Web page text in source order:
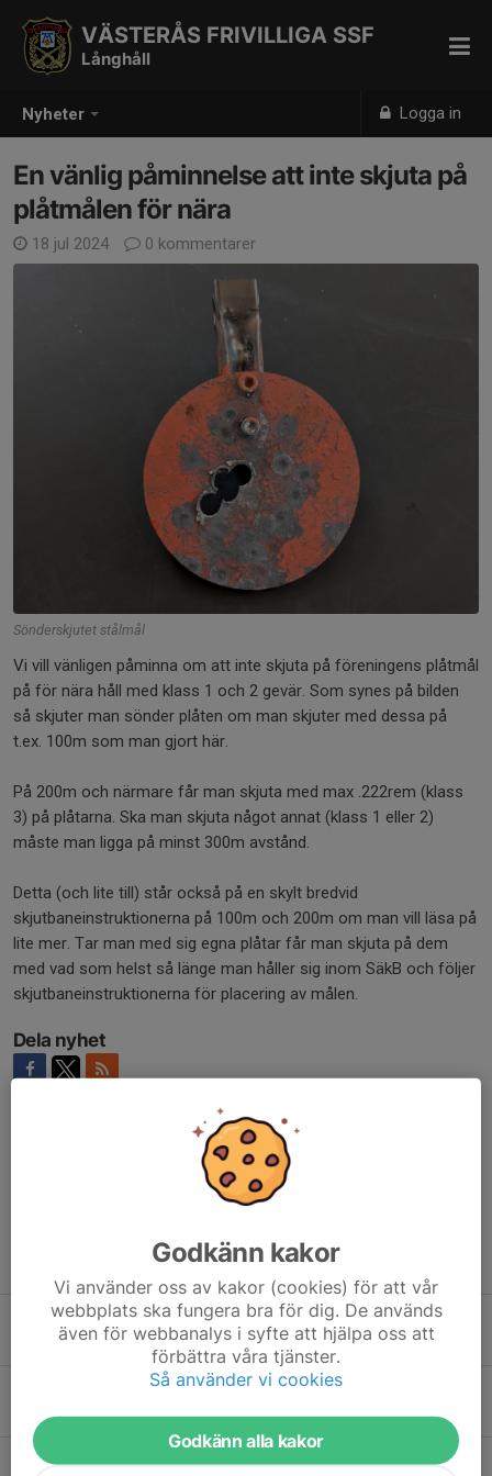
Nyheter Logga in
VÄSTERÅS FRIVILLIGA SSF
Långhåll
En vänlig påminnelse att inte skjuta på
plåtmålen för nära
18 jul 2024 0 kommentarer
Sönderskjutet stålmål
Vi vill vänligen påminna om att inte skjuta på föreningens plåtmål
på för nära håll med klass 1 och 2 gevär. Som synes på bilden
så skjuter man sönder plåten om man skjuter med dessa på
t.ex. 100m som man gjort här.
På 200m och närmare får man skjuta med max .222rem (klass
3) på plåtarna. Ska man skjuta något annat (klass 1 eller 2)
måste man ligga på minst 300m avstånd.
Detta (och lite till) står också på en skylt bredvid
skjutbaneinstruktionerna på 100m och 200m om man vill läsa på
lite mer. Tar man med sig egna plåtar får man skjuta på dem
med vad som helst så länge man håller sig inom SäkB och följer
skjutbaneinstruktionerna för placering av målen.
Dela nyhet
Tidigare nyheter
Stockkumal LH klass A open
13 apr, 19:59 2
LH Hemmaserietävling
18 feb, 08:43 5
VM kval Rättvik
Godkänn kakor
Vi använder oss av kakor (cookies) för att vår
webbplats ska fungera bra för dig. De används
även för webbanalys i syfte att hjälpa oss att
förbättra våra tjänster.
Så använder vi cookies
Godkänn alla kakor